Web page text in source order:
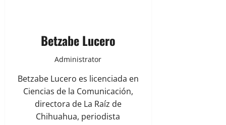
Betzabe Lucero
Administrator
Betzabe Lucero es licenciada en
Ciencias de la Comunicación,
directora de La Raíz de
Chihuahua, periodista